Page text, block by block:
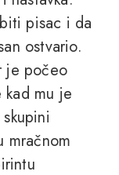
pisac i da
ostvario.
je počeo
mu je